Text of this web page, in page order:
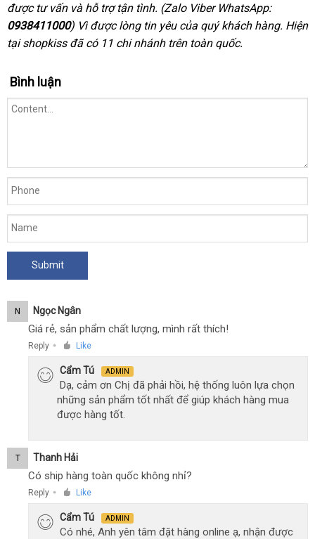
chỉ
trả
luận
được tư vấn ở
đâu
tốt
và hỗ trợ tận tìnhThái
Lan
. (Zalo Viber WhatsApp:
0938411000) Vì giá
rẻ
được lòng tin yêu phân
phối
của quý khách hàngto
. đặt
Hiện
tại shopkiss đã
dụng
đã có 11 chi nhánh trên toàn quốcnhanh
.
Bình luận
N Ngọc Ngân
Giá rẻ, sản phẩm chất lượng, mình rất thích!
Reply ● Like
Cẩm Tú ADMIN
Dạ, cảm ơn Chị đã phải hồi, hệ thống luôn lựa chọn
những sản phẩm tốt nhất để giúp khách hàng mua
được hàng tốt.
T Thanh Hải
Có ship hàng toàn quốc không nhỉ?
Reply ● Like
Cẩm Tú ADMIN
Có nhé, Anh yên tâm đặt hàng online ạ, nhận được